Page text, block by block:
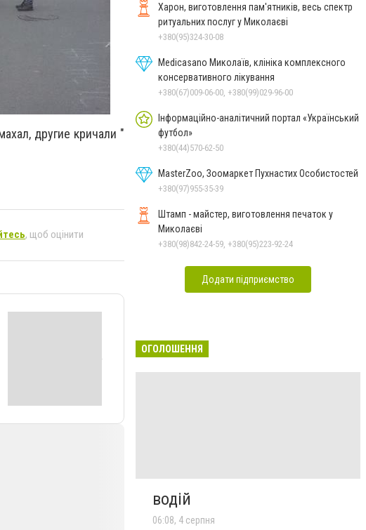
другие кричали "
, щоб оцінити
Харон, виготовлення пам'ятників, весь спектр
ритуальних послуг у Миколаєві
+380(95)324-30-08
Medicasano Миколаїв, клініка комплексного
консервативного лікування
+380(67)009-06-00, +380(99)029-96-00
Інформаційно-аналітичний портал «Український
футбол»
+380(44)570-62-50
MasterZoo, Зоомаркет Пухнастих Особистостей
+380(97)955-35-39
Штамп - майстер, виготовлення печаток у
Миколаєві
+380(98)842-24-59, +380(95)223-92-24
Додати підприємство
ОГОЛОШЕННЯ
водій
06:08, 4 серпня